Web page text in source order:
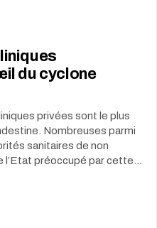
du cyclone
privées sont le plus
Nombreuses parmi
sanitaires de non
l’Etat préoccupé par cette…